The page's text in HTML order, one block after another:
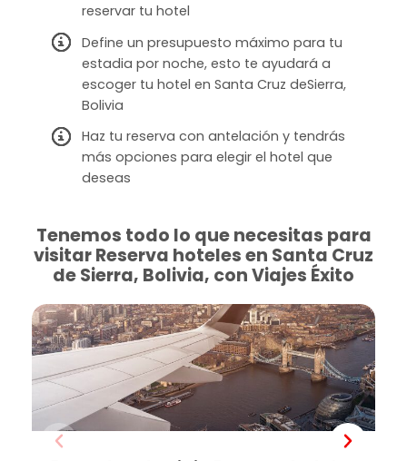
reservar tu hotel
Define un presupuesto máximo para tu
estadia por noche, esto te ayudará a
escoger tu hotel en Santa Cruz deSierra,
Bolivia
Haz tu reserva con antelación y tendrás
más opciones para elegir el hotel que
deseas
Tenemos todo lo que necesitas para
visitar Reserva hoteles en Santa Cruz
de Sierra, Bolivia, con Viajes Éxito